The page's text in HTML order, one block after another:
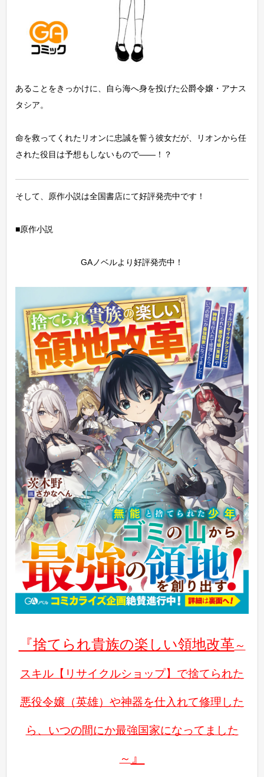
あることをきっかけに、自ら海へ身を投げた公爵令嬢・アナス
タシア。
命を救ってくれたリオンに忠誠を誓う彼女だが、リオンから任
された役目は予想もしないもので――！？
そして、原作小説は全国書店にて好評発売中です！
■原作小説
GAノベルより好評発売中！
『捨てられ貴族の楽しい領地改革 ～
スキル【リサイクルショップ】で捨てられた
悪役令嬢（英雄）や神器を仕入れて修理した
ら、いつの間にか最強国家になってました
～ 』